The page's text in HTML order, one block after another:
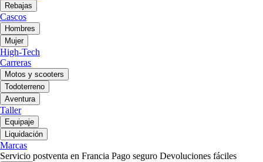
Rebajas
Cascos
Hombres
Mujer
High-Tech
Carreras
Motos y scooters
Todoterreno
Aventura
Taller
Equipaje
Liquidación
Marcas
Servicio postventa en Francia Pago seguro Devoluciones fáciles